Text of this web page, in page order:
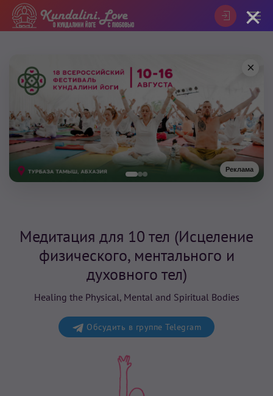
Реклама
×
Медитация для 10 тел (Исцеление
физического, ментального и
духовного тел)
Healing the Physical, Mental and Spiritual Bodies
Обсудить в группе Telegram
×